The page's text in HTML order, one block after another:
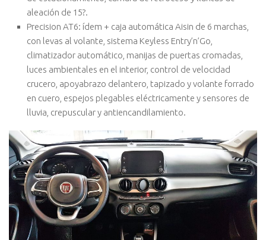
aleación de 15?.
Precision AT6: ídem + caja automática Aisin de 6 marchas,
con levas al volante, sistema Keyless Entry’n’Go,
climatizador automático, manijas de puertas cromadas,
luces ambientales en el interior, control de velocidad
crucero, apoyabrazo delantero, tapizado y volante forrado
en cuero, espejos plegables eléctricamente y sensores de
lluvia, crepuscular y antiencandilamiento.